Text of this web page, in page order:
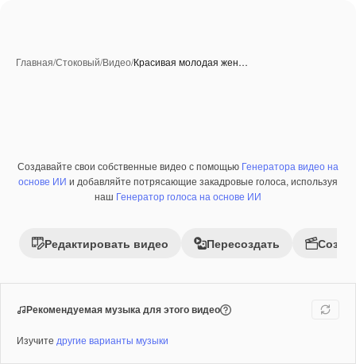
Главная/Стоковый/Видео/Красивая молодая жен…
Премиум
Создавайте свои собственные видео с помощью Генератора видео на
основе ИИ и добавляйте потрясающие закадровые голоса, используя
наш Генератор голоса на основе ИИ
Редактировать видео Пересоздать
Рекомендуемая музыка для этого видео
Изучите другие варианты музыки